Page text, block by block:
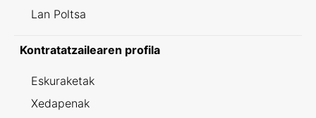
Lan Poltsa
Kontratatzailearen profila
Eskuraketak
Xedapenak